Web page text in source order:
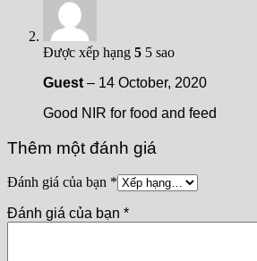
Được xếp hạng 5 5 sao
Guest – 14 October, 2020
Good NIR for food and feed
Thêm một đánh giá
Đánh giá của bạn *
Đánh giá của bạn *